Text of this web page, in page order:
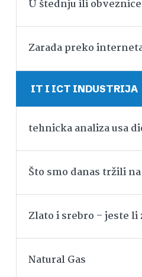
U štednju ili
Zarada preko
IT I ICT INDUSTRIJA
tehnicka analiza usa
Što smo danas tržili
Zlato i srebro – jeste li
Natural Gas